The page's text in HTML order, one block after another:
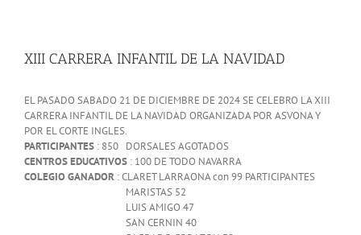
Image
XIII CARRERA INFANTIL DE LA NAVIDAD
EL PASADO SABADO 21 DE DICIEMBRE DE 2024 SE CELEBRO LA XIII
CARRERA INFANTIL DE LA NAVIDAD ORGANIZADA POR ASVONA Y
POR EL CORTE INGLES.
PARTICIPANTES : 850 DORSALES AGOTADOS
CENTROS EDUCATIVOS : 100 DE TODO NAVARRA
COLEGIO GANADOR : CLARET LARRAONA con 99 PARTICIPANTES
MARISTAS 52
LUIS AMIGO 47
SAN CERNIN 40